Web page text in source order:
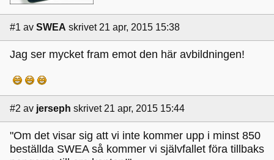
#1 av SWEA skrivet 21 apr, 2015 15:38
Jag ser mycket fram emot den här avbildningen!
#2 av jerseph skrivet 21 apr, 2015 15:44
"Om det visar sig att vi inte kommer upp i minst 850
beställda SWEA så kommer vi självfallet föra tillbaks